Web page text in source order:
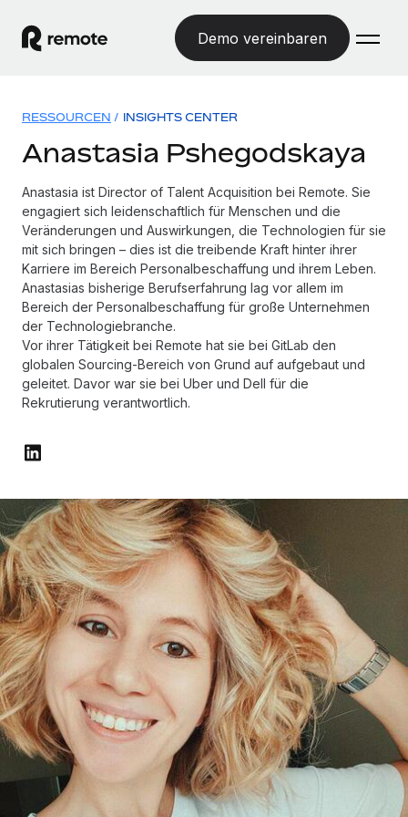
Demo vereinbaren
WELTWEITE BESCHÄFTIGUNG
Globale Payroll
Einfache, rechtssicher Payroll
Employer of Record
Weltweites Wachstum ohne Kosten für Niederlassungen
Contractor of Record
Rechtssichere, weltweite Arbeit mit Freelancer:innen
Contractor Management
Auslagern von komplexen HR-Aufgaben
INFRASTRUKTUR
Remote Embedded
Nahtlose Integration der HR in bestehende Abläufe
Plattform
Integrierte HR-Kernfunktionen für dein Team
Verknüpfen
Neu
Verknüpfung beliebiger KI-Tools mit Remote über unser
MCP
Integrationen
Prozessoptimierung mit unverzichtbaren Business-
WELTWEITE ABDECKUNG
Country Explorer
Länderspezifische Unterstützung bei der Einstellung
Explorer für US-Bundesstaaten
Einfache Einstellung in allen US-Bundesstaaten
Remote im Vergleich
Vergleiche mit unseren Mitbewerbern
WACHSTUMSPHASE
Agile HR- und Payroll-Lösungen für wachsende
Unternehmen
Mittelstand
Maßgeschneiderte HR-Lösungen, um Teams zu
vergrößern
Globale HR für Konzerne und Großunternehmen
PARTNER WERDEN
Strategische Technologiepartner
Flexible Einbettung von Global-HR-Funktionen in deine
Plattform
Ressourcen
TOOLS UND RECHNER
Scheinselbstständigkeitsrisiko berechnen
Länderspezifische Einschätzung des
Scheinselbstständigkeitsrisikos
Personalkostenrechner
Länderspezifische Berechnung der
Abwicklungsfristen für globale Freelancer:innen
LERNEN MIT REMOTE
Forschung und Leitfäden
Fallstudien
HR-Glossar
Checklisten und Vorlagen
Bibliothek für Stellenbeschreibungen
Webinare
Preise
Deutsch
English
Nederlands
Deutsch
Español
Italiano
Português (Portugal)
日本語
한국어
中文（简体）
RESSOURCEN / INSIGHTS CENTER
Anastasia Pshegodskaya
Anastasia ist Director of Talent Acquisition bei Remote. Sie
engagiert sich leidenschaftlich für Menschen und die
Veränderungen und Auswirkungen, die Technologien für sie
mit sich bringen – dies ist die treibende Kraft hinter ihrer
Karriere im Bereich Personalbeschaffung und ihrem Leben.
Anastasias bisherige Berufserfahrung lag vor allem im
Bereich der Personalbeschaffung für große Unternehmen
der Technologiebranche.
Vor ihrer Tätigkeit bei Remote hat sie bei GitLab den
globalen Sourcing-Bereich von Grund auf aufgebaut und
geleitet. Davor war sie bei Uber und Dell für die
Rekrutierung verantwortlich.